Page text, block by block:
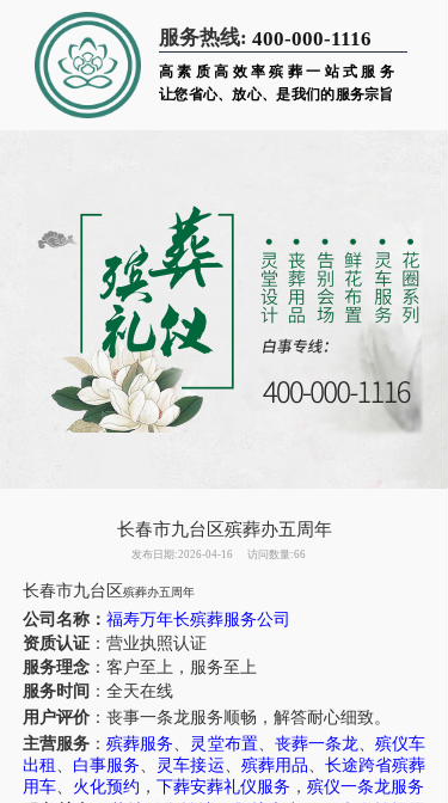
服务热线: 400-000-1116
高素质高效率殡葬一站式服务
让您省心、放心、是我们的服务宗旨
长春市九台区殡葬办五周年
发布日期:2026-04-16 访问数量:66
长春市九台区殡葬办五周年
公司名称： 福寿万年长殡葬服务公司
资质认证：营业执照认证
服务理念：客户至上，服务至上
服务时间 ：全天在线
用户评价：丧事一条龙服务顺畅，解答耐心细致。
主营服务 ：殡葬服务、 灵堂布置、 丧葬一条龙、殡仪车
出租 、 白事服务、 灵车接运、 殡葬用品、 长途跨省殡葬
用车、 火化预约 ， 下葬安葬礼仪服务 ， 殡仪一条龙服务